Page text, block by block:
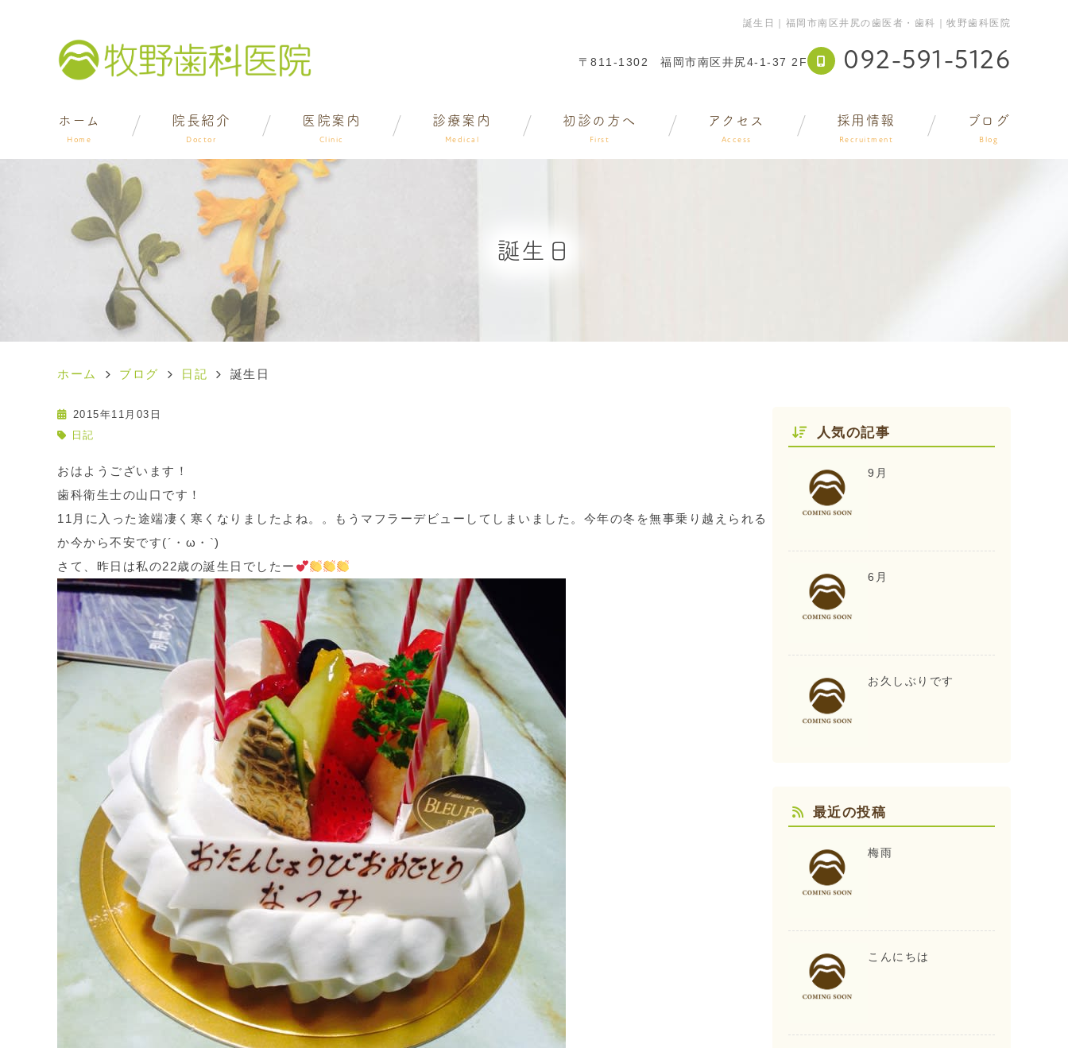
誕生日｜福岡市南区井尻の歯医者・歯科｜牧野歯科医院
〒811-1302 福岡市南区井尻4-1-37 2F 092-591-5126
ホーム
Home
院長紹介
Doctor
医院案内
Clinic
診療案内
Medical
初診の方へ
First
アクセス
Access
採用情報
Recruitment
ブログ
Blog
誕生日
ホーム ブログ 日記 誕生日
2015年11月03日
日記
おはようございます！
歯科衛生士の山口です！
11月に入った途端凄く寒くなりましたよね。。もうマフラーデビューしてしまいました。今年の冬を無事乗り越えられる
か今から不安です(´・ω・`)
さて、昨日は私の22歳の誕生日でしたー
人気の記事
9月
6月
お久しぶりです
最近の投稿
梅雨
こんにちは